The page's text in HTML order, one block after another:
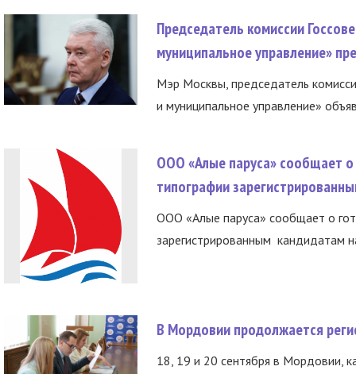
Председатель комиссии
муниципальное управление»
Мэр Москвы, председатель
и муниципальное управление»
ООО «Алые паруса» сообщает о
типографии
ООО «Алые паруса» сообщает о
зарегистрированным кандидатам
В Мордовии продолжается
18, 19 и 20 сентября в Мордовии,